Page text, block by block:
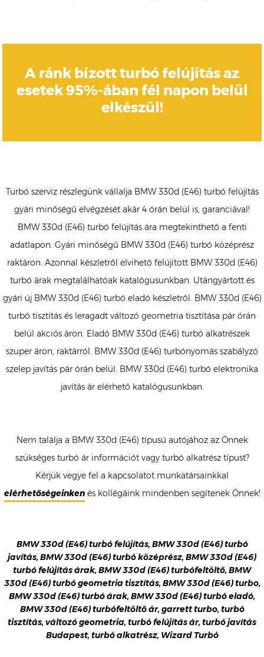
A ránk bízott turbó felújítás az
esetek 95%-ában fél napon belül
elkészül!
Turbó szerviz részlegünk vállalja BMW 330d (E46) turbó felújítás
gyári minőségű elvégzését akár 4 órán belül is, garanciával!
BMW 330d (E46) turbó felújítás ára megtekinthető a fenti
adatlapon. Gyári minőségű BMW 330d (E46) turbó középrész
raktáron. Azonnal készletről elvihető felújított BMW 330d (E46)
turbó árak megtalálhatóak katalógusunkban. Utángyártott és
gyári új BMW 330d (E46) turbó eladó készletről. BMW 330d (E46)
turbó tisztítás és leragadt változó geometria tisztítása pár órán
belül akciós áron. Eladó BMW 330d (E46) turbó alkatrészek
szuper áron, raktárról. BMW 330d (E46) turbónyomás szabályzó
szelep javítás pár órán belül. BMW 330d (E46) turbó elektronika
javítás ár elérhető katalógusunkban.
Nem találja a BMW 330d (E46) típusú autójához az Önnek
szükséges turbó ár információt vagy turbó alkatrész típust?
Kérjük vegye fel a kapcsolatot munkatársainkkal
elérhetőségeinkenés kollégáink mindenben segítenek Önnek!
BMW 330d (E46) turbó felújítás, BMW 330d (E46) turbó
javítás, BMW 330d (E46) turbó középrész, BMW 330d (E46)
turbó felújítás árak, BMW 330d (E46) turbófeltöltő, BMW
330d (E46) turbó geometria tisztítás, BMW 330d (E46) turbo,
BMW 330d (E46) turbó árak, BMW 330d (E46) turbó eladó,
BMW 330d (E46) turbófeltöltő ár, garrett turbo, turbó
tisztítás, változó geometria, turbó felújítás ár, turbó javítás
Budapest, turbó alkatrész, Wizard Turbó